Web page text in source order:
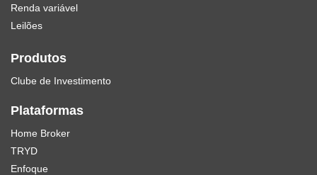
Renda variável
Leilões
Produtos
Clube de Investimento
Plataformas
Home Broker
TRYD
Enfoque